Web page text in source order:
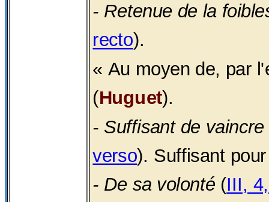
- Retenue de la
recto).
« Au moyen de, par
(Huguet).
- Suffisant de vaincre
verso). Suffisant
- De sa volonté (III,